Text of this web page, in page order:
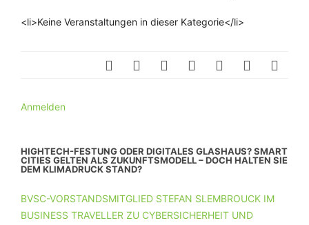
<li>Keine Veranstaltungen in dieser Kategorie</li>
Anmelden
HIGHTECH-FESTUNG ODER DIGITALES GLASHAUS? SMART
CITIES GELTEN ALS ZUKUNFTSMODELL – DOCH HALTEN SIE
DEM KLIMADRUCK STAND?
BVSC-VORSTANDSMITGLIED STEFAN SLEMBROUCK IM
BUSINESS TRAVELLER ZU CYBERSICHERHEIT UND